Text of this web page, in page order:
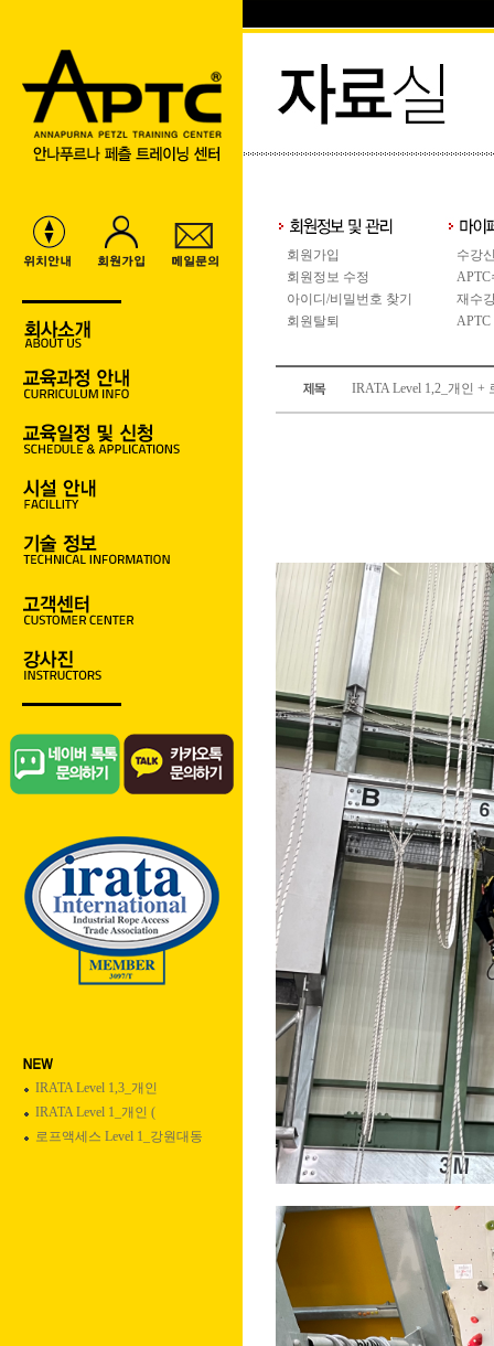
IRATA Level 1,3_개인
IRATA Level 1_개인 (
로프액세스 Level 1_강원대동
회원가입
회원정보 수정
아이디/비밀번호 찾기
회원탈퇴
수강
재수
APTC
IRATA Level 1,2_개인 +